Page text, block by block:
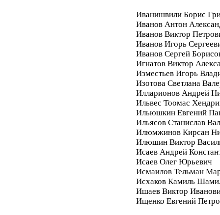
Иванишвили Борис
Иванов Антон
Иванов Виктор
Иванов Игорь
Иванов Сергей
Игнатов Виктор
Изместьев Игорь
Изотова Светлана
Илларионов Андрей
Ильвес Тоомас
Ильюшкин Евгений
Ильясов Станислав
Илюмжинов Кирсан
Илюшин Виктор
Исаев Андрей
Исаев Олег Юрьевич
Исмаилов Тельман
Исхаков Камиль
Ишаев Виктор
Ищенко Евгений